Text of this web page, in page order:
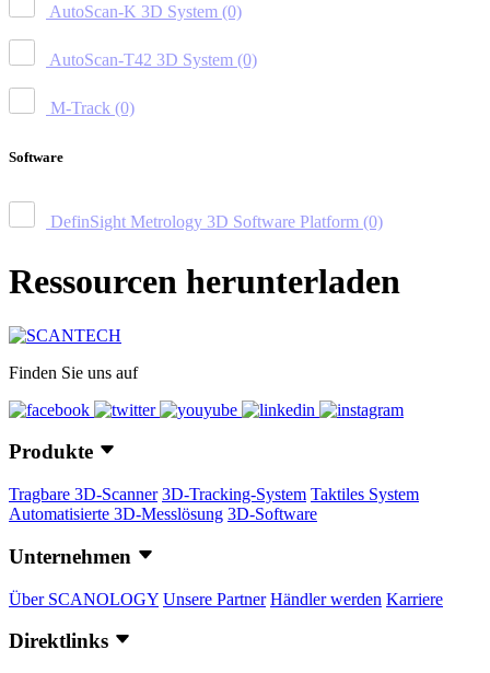
AutoScan-K 3D System (0)
AutoScan-T42 3D System (0)
M-Track (0)
Software
DefinSight Metrology 3D Software Platform (0)
Ressourcen herunterladen
Finden Sie uns auf
Produkte
Tragbare 3D-Scanner 3D-Tracking-System Taktiles System
Automatisierte 3D-Messlösung 3D-Software
Unternehmen
Über SCANOLOGY Unsere Partner Händler werden Karriere
Direktlinks